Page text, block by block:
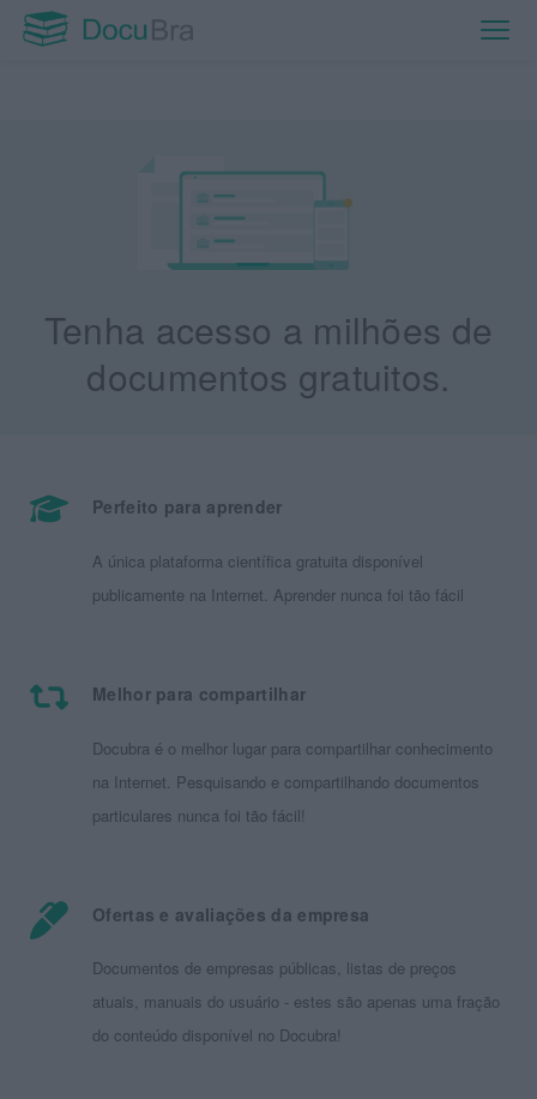
Tenha acesso a milhões de
documentos gratuitos.
Perfeito para aprender
A única plataforma científica gratuita disponível
publicamente na Internet. Aprender nunca foi tão fácil
Melhor para compartilhar
Docubra é o melhor lugar para compartilhar conhecimento
na Internet. Pesquisando e compartilhando documentos
particulares nunca foi tão fácil!
Ofertas e avaliações da empresa
Documentos de empresas públicas, listas de preços
atuais, manuais do usuário - estes são apenas uma fração
do conteúdo disponível no Docubra!